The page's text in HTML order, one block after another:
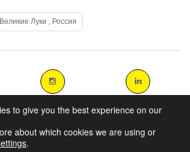
Луки , Россия
- Web Design by ArtAbout.gr
to give you the best experience on our
about which cookies we are using or
.